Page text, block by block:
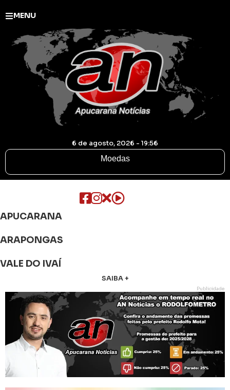
MENU
6 de agosto, 2026 - 19:56
Moedas
APUCARANA
ARAPONGAS
VALE DO IVAÍ
SAIBA +
Publicidade